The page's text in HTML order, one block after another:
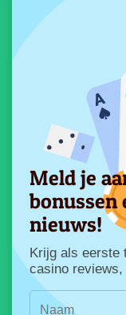
Meld je
bonussen
nieuws!
Krijg als eerste
casino